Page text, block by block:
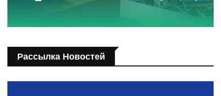
Рассылка Новостей